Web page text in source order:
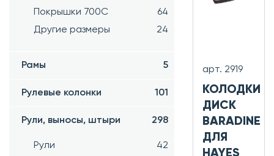
Покрышки 700C
64
Другие размеры
24
Рамы 5
Рулевые колонки 101
Рули, выносы, штыри 298
Рули
42
арт. 2919
КОЛОДКИ
ДИСК
BARADINE
ДЛЯ
HAYES